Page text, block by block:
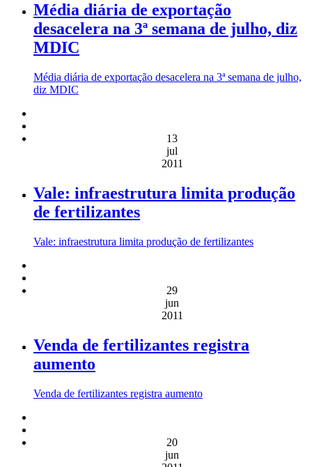
Média diária de exportação
desacelera na 3ª semana de julho, diz
MDIC
Média diária de exportação desacelera na 3ª semana de julho,
diz MDIC
13
jul
2011
Vale: infraestrutura limita produção
de fertilizantes
Vale: infraestrutura limita produção de fertilizantes
29
jun
2011
Venda de fertilizantes registra
aumento
Venda de fertilizantes registra aumento
20
jun